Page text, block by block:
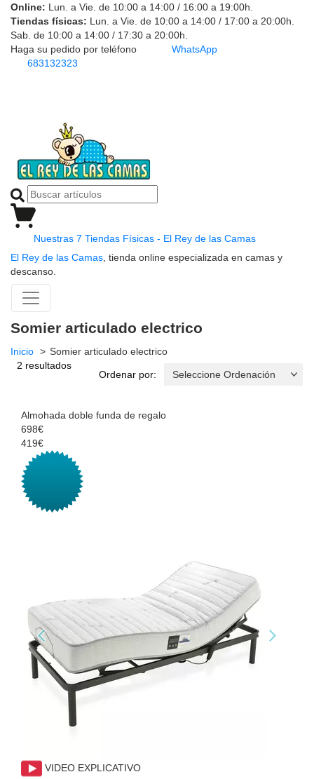
Online: Lun. a Vie. de 10:00 a 14:00 / 16:00 a 19:00h.
Tiendas físicas: Lun. a Vie. de 10:00 a 14:00 / 17:00 a 20:00h.
Sab. de 10:00 a 14:00 / 17:30 a 20:00h.
Haga su pedido por teléfono
683132323
WhatsApp
Nuestras 7 Tiendas Físicas - El Rey de las Camas
El Rey de las Camas , tienda online especializada en camas y
descanso.
Somier articulado electrico
Inicio
Somier articulado electrico
2 resultados
Ordenar por:
Almohada doble funda de regalo
698€
419€
VIDEO EXPLICATIVO